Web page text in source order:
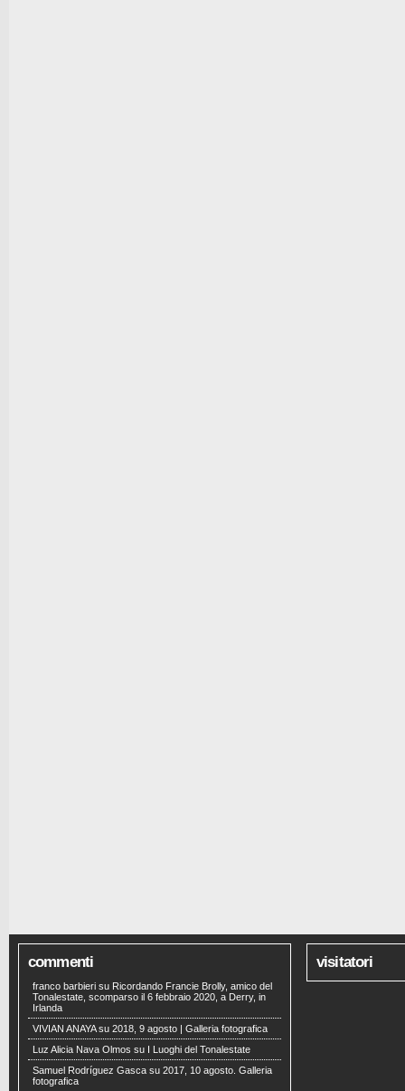
commenti
franco barbieri su Ricordando Francie Brolly, amico del
Tonalestate, scomparso il 6 febbraio 2020, a Derry, in
Irlanda
VIVIAN ANAYAsu 2018, 9 agosto | Galleria fotografica
Luz Alicia Nava Olmos su
I Luoghi del Tonalestate
Samuel Rodríguez Gasca su 2017, 10 agosto. Galleria
fotografica
visitatori